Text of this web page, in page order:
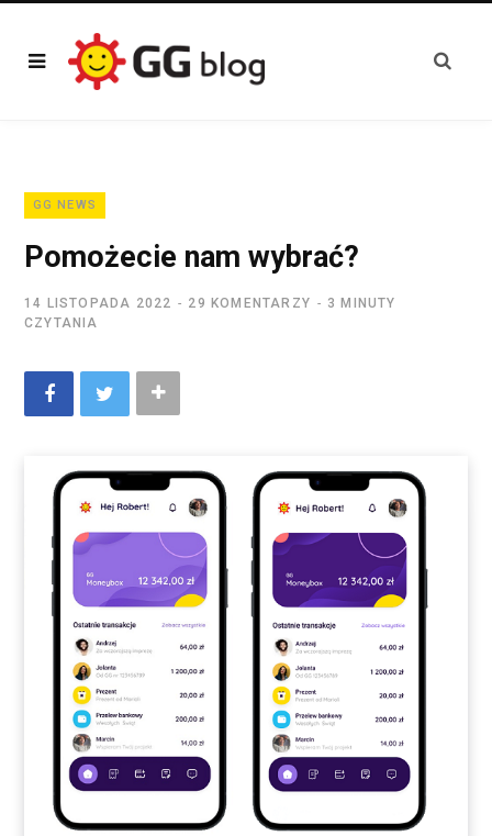
GG NEWS
Pomożecie nam wybrać?
14 LISTOPADA 2022 29 KOMENTARZY
3 MINUTY
CZYTANIA